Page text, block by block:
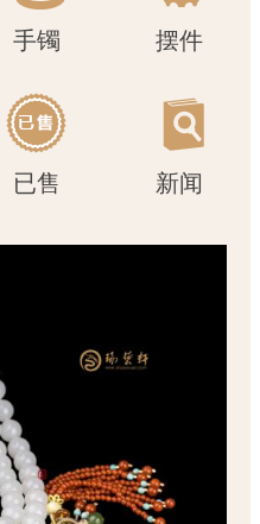
手镯 摆件
已售 新闻